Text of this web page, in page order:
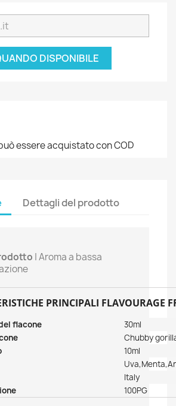
DISPONIBILE
essere acquistato con COD
Dettagli del prodotto
| Aroma a bassa
PRINCIPALI FLAVOURAGE
flacone
30ml
Chubby
10ml
Italy
100PG